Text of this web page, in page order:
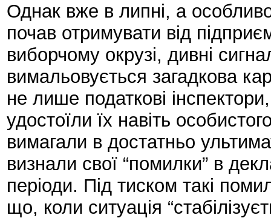
Однак вже в липні, а
почав отримувати від
виборчому окрузі, дивні
вимальовується загадкова
не лише податкові
удостоїли їх навіть
вимагали в достатньо
визнали свої “помилки” в
періоди. Під тиском такі
що, коли ситуація